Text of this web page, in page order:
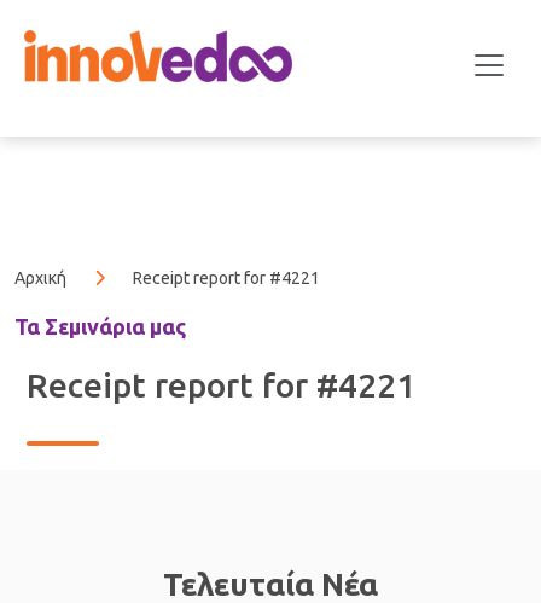
Αρχική Receipt report for #4221
Τα Σεμινάρια μας
Receipt report for #4221
Τελευταία Νέα